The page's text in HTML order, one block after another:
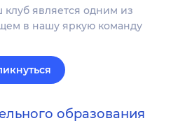
является одним из
в нашу яркую команду
образования